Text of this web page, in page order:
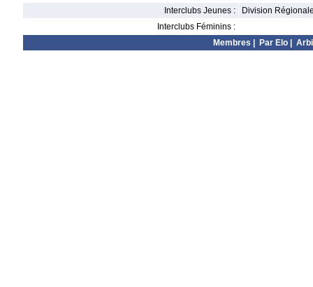
Interclubs Jeunes :
Division
Interclubs Féminins :
Membres
Par Elo